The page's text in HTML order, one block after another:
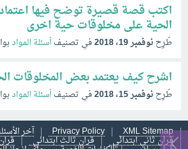
اكتب قصة قصيرة توضح فيها
الحية على مخلوقات حية اخرى
طُرِحنوفمبر 19، 2018 في تصنيفأسئلة المواد
اشرح كيف يعتمد بعض المخلوقات
طُرِحنوفمبر 15، 2018 في تصنيفأسئلة المواد
XML Sitemap
Privacy Policy آخر
قران ثاني ابتدائي قران ثالث ابتدائي